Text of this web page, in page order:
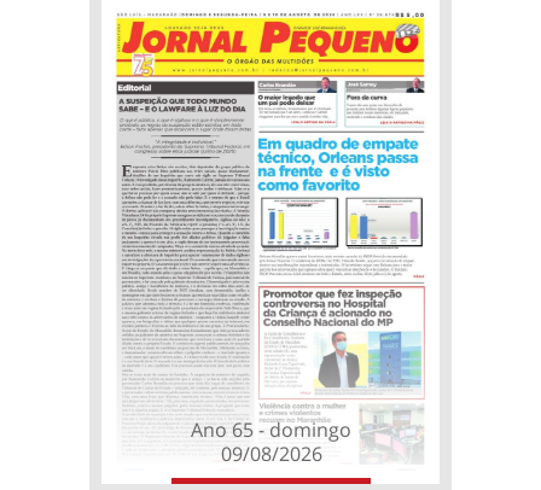
Ano 65 - domingo
09/08/2026